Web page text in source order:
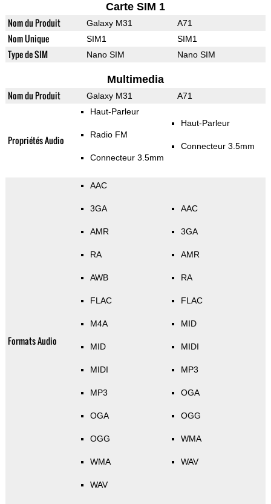
Carte SIM 1
Nom du Produit Galaxy M31 A71
Nom Unique SIM1 SIM1
Type de SIM Nano SIM Nano SIM
Multimedia
Nom du Produit Galaxy M31 A71
Propriétés Audio
Haut-Parleur
Radio FM
Connecteur 3.5mm
Haut-Parleur
Connecteur 3.5mm
Formats Audio
AAC
3GA
AMR
RA
AWB
FLAC
M4A
MID
MIDI
MP3
OGA
OGG
WMA
WAV
AAC
3GA
AMR
RA
FLAC
MID
MIDI
MP3
OGA
OGG
WMA
WAV